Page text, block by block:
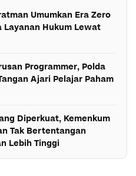
Umumkan Era Zero
Layanan Hukum Lewat
Programmer, Polda
Ajari Pelajar Paham
Diperkuat, Kemenkum
Tak Bertentangan
Lebih Tinggi